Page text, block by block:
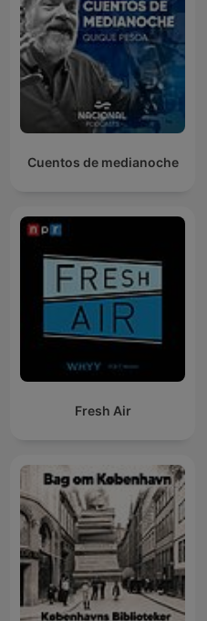
Cuentos de medianoche
Fresh Air